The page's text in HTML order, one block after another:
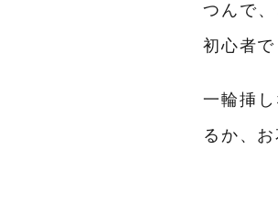
つんで
初心者
一輪挿
るか、